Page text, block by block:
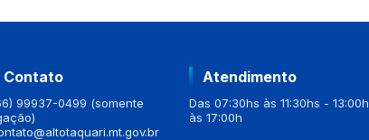
Contato
99937-0499 (somente
Atendimento
Das 07:30hs às 11:30hs - 13:00h
às 17:00h